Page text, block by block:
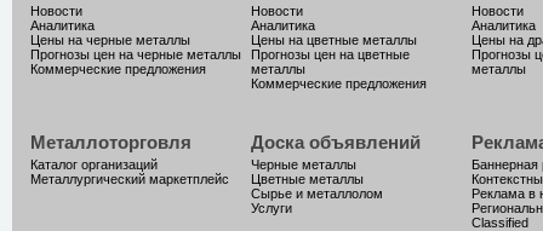
Новости
Аналитика
Цены на черные металлы
Прогнозы цен на черные металлы
Коммерческие предложения
Новости
Аналитика
Цены на цветные металлы
Прогнозы цен на цветные
металлы
Коммерческие предложения
Новости
Аналитика
Цены на
Прогнозы
металлы
Металлоторговля
Каталог организаций
Металлургический маркетплейс
Доска объявлений
Черные металлы
Цветные металлы
Сырье и металлолом
Услуги
Баннерная
Реклама в
Classified